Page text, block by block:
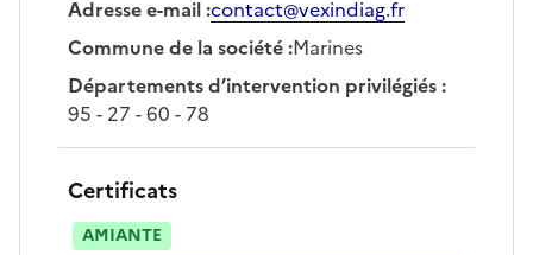
Adresse e-mail:contact@vexindiag.fr
Commune de la société:Marines
Départements d’intervention privilégiés:
95 - 27 - 60 - 78
Certificats
AMIANTE